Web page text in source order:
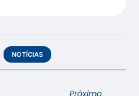
NOTÍCIAS